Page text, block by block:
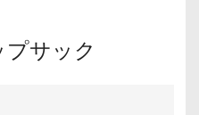
サック